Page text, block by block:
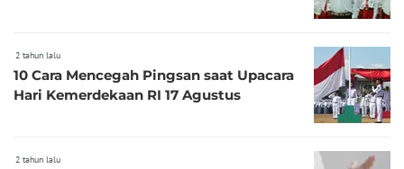
2 tahun lalu
10 Cara Mencegah Pingsan saat Upacara
Hari Kemerdekaan RI 17 Agustus
2 tahun lalu